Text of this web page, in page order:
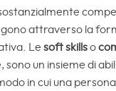
attraverso la
Le soft skillso
sono un insieme di
in cui una